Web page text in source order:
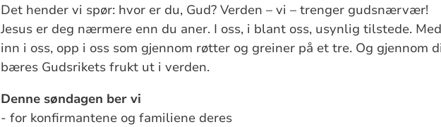
Det hender vi spør: hvor er du, Gud? Verden – vi – trenger gudsnærvær!
Jesus er deg nærmere enn du aner. I oss, i blant oss, usynlig tilstede.
inn i oss, opp i oss som gjennom røtter og greiner på et tre. Og gjennom
bæres Gudsrikets frukt ut i verden.
Denne søndagen ber vi
- for konfirmantene og familiene deres